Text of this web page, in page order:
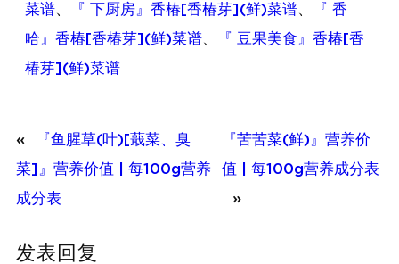
菜谱、 『 下厨房』香椿[香椿芽](鲜)菜谱、
『 香
哈』香椿[香椿芽](鲜)菜谱、
『 豆果美食』香椿[香
椿芽](鲜)菜谱
«
『鱼腥草(叶)[蕺菜、臭
菜]』营养价值 | 每100g营养
成分表
『苦苦菜(鲜)』营养价
值 | 每100g营养成分表
»
发表回复